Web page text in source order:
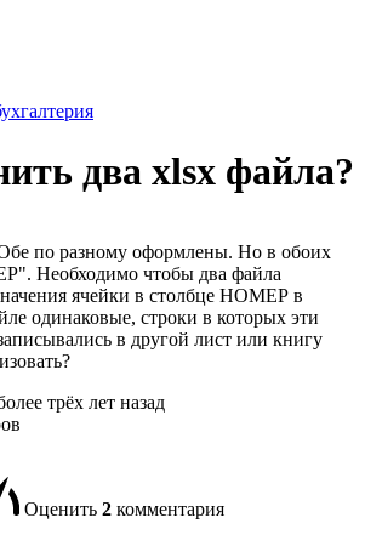
два xlsx файла?
по разному оформлены. Но в обоих
Необходимо чтобы два файла
ячейки в столбце НОМЕР в
одинаковые, строки в которых эти
в другой лист или книгу
трёх лет назад
Оценить 2 комментария